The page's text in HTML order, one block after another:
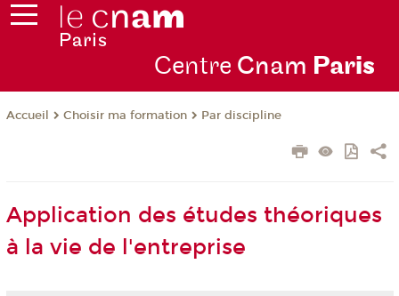
Centre Cnam Paris
Accueil Choisir ma formation Par discipline
Application des études théoriques
à la vie de l'entreprise